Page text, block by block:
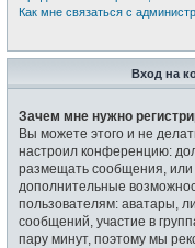
Как мне связаться с
Вход на
Зачем мне нужно
Вы можете этого и не
настроил конференцию:
размещать сообщения, или
дополнительные
пользователям: аватары,
сообщений, участие в
пару минут, поэтому мы